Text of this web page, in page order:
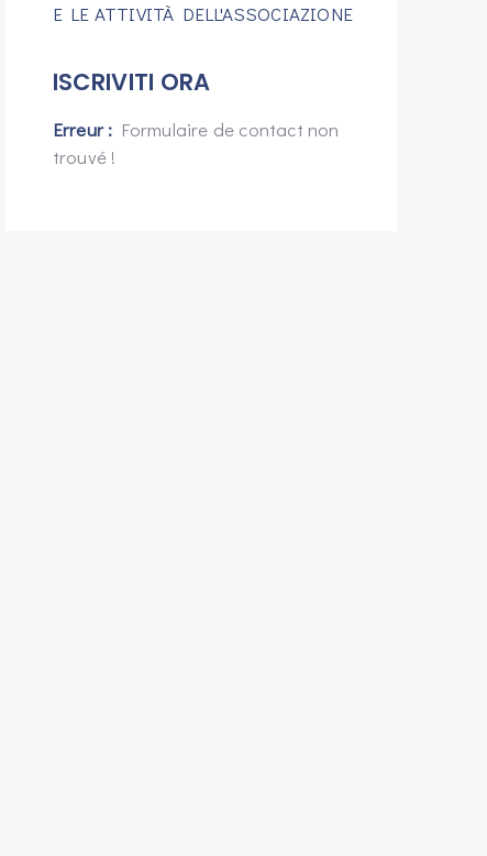
E LE ATTIVITÀ DELL'ASSOCIAZIONE
ISCRIVITI ORA
Erreur : Formulaire de contact non
trouvé !